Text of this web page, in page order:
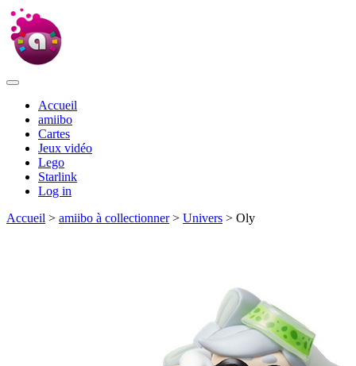
Accueil
amiibo
Cartes
Jeux vidéo
Lego
Starlink
Log in
Accueil > amiibo à collectionner> Univers > Oly